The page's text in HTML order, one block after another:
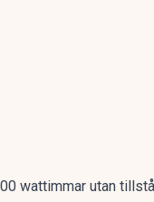
wattimmar utan